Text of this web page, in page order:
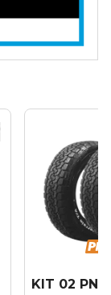
KIT 02